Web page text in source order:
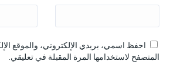
احفظ اسمي، بريدي الإلكتروني، والموقع
المتصفح لاستخدامها المرة المقبلة في تعليقي.